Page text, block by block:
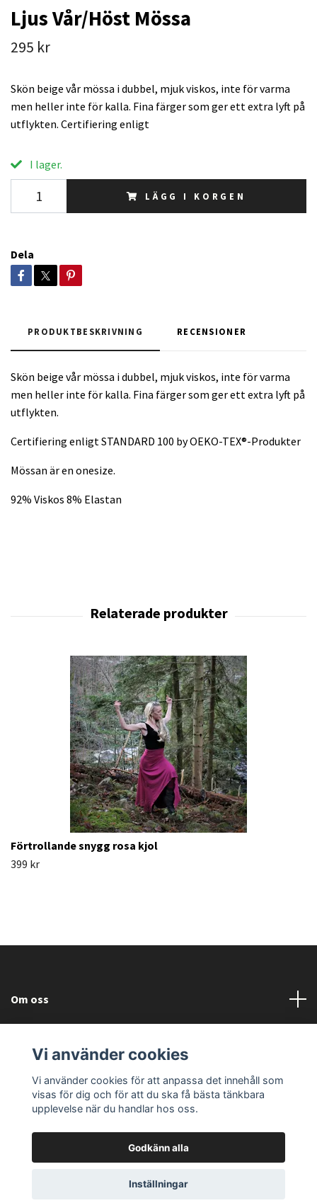
Ljus Vår/Höst Mössa
295 kr
Skön beige vår mössa i dubbel, mjuk viskos, inte för varma
men heller inte för kalla. Fina färger som ger ett extra lyft på
utflykten. Certifiering enligt
I lager.
LÄGG I KORGEN
Dela
PRODUKTBESKRIVNING RECENSIONER
Skön beige vår mössa i dubbel, mjuk viskos, inte för varma
men heller inte för kalla. Fina färger som ger ett extra lyft på
utflykten.
Certifiering enligt STANDARD 100 by OEKO-TEX®-Produkter
Mössan är en onesize.
92% Viskos 8% Elastan
Förtrollande snygg rosa kjol
399 kr
Om oss
Sociala medier
© 2026 Fallorka Design and CompanyPowered by Quickbutik
Vi använder cookies
Vi använder cookies för att anpassa det innehåll som
visas för dig och för att du ska få bästa tänkbara
upplevelse när du handlar hos oss.
Godkänn alla
Inställningar